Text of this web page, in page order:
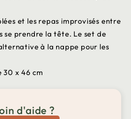
et les repas improvisés entre
se prendre la tête. Le set de
à la nappe pour les
30 x 46 cm
d'aide ?